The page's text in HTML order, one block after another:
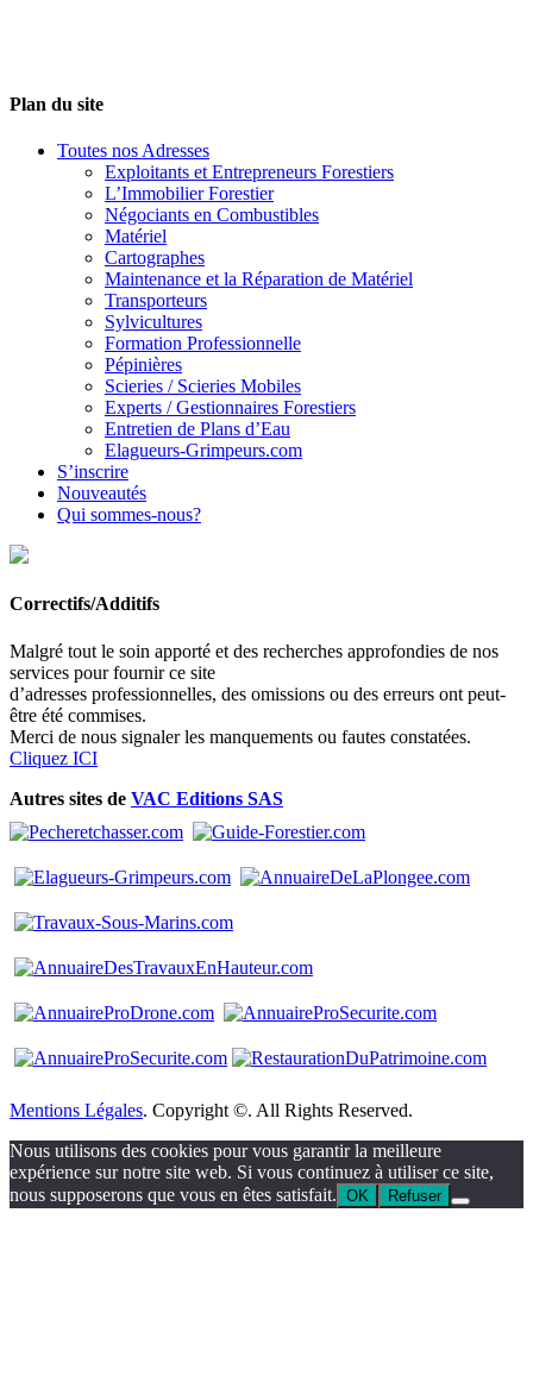
Plan du site
Toutes nos Adresses
Exploitants et Entrepreneurs Forestiers
L’Immobilier Forestier
Négociants en Combustibles
Matériel
Cartographes
Maintenance et la Réparation de Matériel
Transporteurs
Sylvicultures
Formation Professionnelle
Pépinières
Scieries / Scieries Mobiles
Experts / Gestionnaires Forestiers
Entretien de Plans d’Eau
Elagueurs-Grimpeurs.com
S’inscrire
Nouveautés
Qui sommes-nous?
Correctifs/Additifs
Malgré tout le soin apporté et des recherches approfondies de nos
services pour fournir ce site
d’adresses professionnelles, des omissions ou des erreurs ont peut-
être été commises.
Merci de nous signaler les manquements ou fautes constatées.
Cliquez ICI
Autres sites de VAC Editions SAS
Mentions Légales. Copyright ©. All Rights Reserved.
Nous utilisons des cookies pour vous garantir la meilleure
expérience sur notre site web. Si vous continuez à utiliser ce site,
nous supposerons que vous en êtes satisfait. OK Refuser